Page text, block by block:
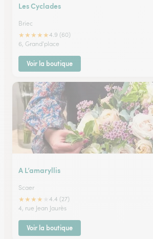
Les Cyclades
Briec
★★★★★4.9 (60)
6, Grand'place
Voir la boutique
A L’amaryllis
Scaer
★★★★
4.4 (27)
4, rue Jean Jaurès
Voir la boutique